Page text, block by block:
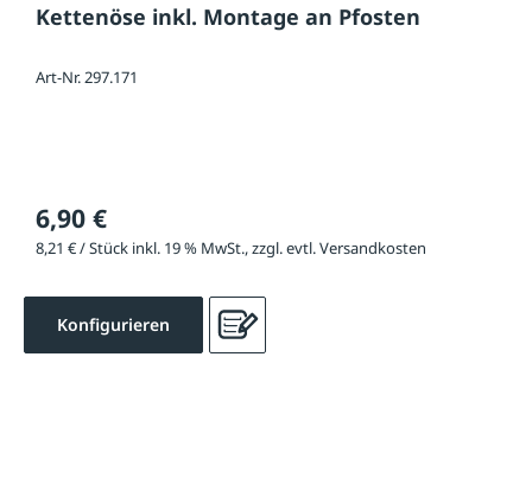
Kettenöse inkl. Montage an Pfosten
Art-Nr. 297.171
6,90 €
8,21 € / Stück inkl. 19 % MwSt., zzgl. evtl. Versandkosten
Konfigurieren